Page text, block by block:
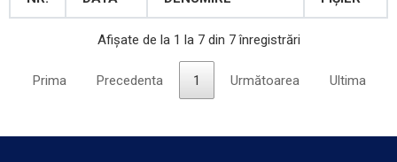
Afișate de la 1 la 7 din 7 înregistrări
Prima Precedenta 1 Următoarea Ultima